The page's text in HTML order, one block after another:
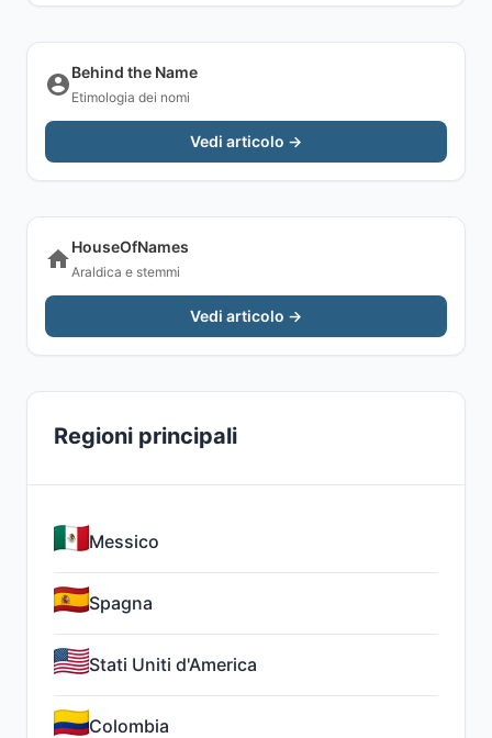
Behind the Name
Etimologia dei nomi
Vedi articolo →
HouseOfNames
Araldica e stemmi
Vedi articolo →
Regioni principali
Messico
Spagna
Stati Uniti d'America
Colombia